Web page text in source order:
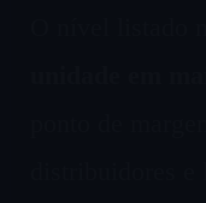
unidade em
ponto de
distribuidores